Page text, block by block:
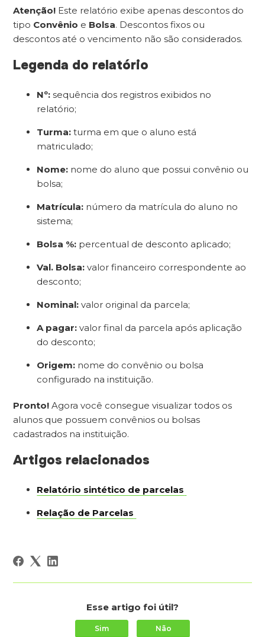
Atenção! Este relatório exibe apenas descontos do
tipo Convênio e Bolsa. Descontos fixos ou
descontos até o vencimento não são considerados.
Legenda do relatório
Nº: sequência dos registros exibidos no
relatório;
Turma: turma em que o aluno está
matriculado;
Nome: nome do aluno que possui convênio ou
bolsa;
Matrícula: número da matrícula do aluno no
sistema;
Bolsa %: percentual de desconto aplicado;
Val. Bolsa: valor financeiro correspondente ao
desconto;
Nominal: valor original da parcela;
A pagar: valor final da parcela após aplicação
do desconto;
Origem: nome do convênio ou bolsa
configurado na instituição.
Pronto! Agora você consegue visualizar todos os
alunos que possuem convênios ou bolsas
cadastrados na instituição.
Artigos relacionados
Relatório sintético de parcelas
Relação de Parcelas
Esse artigo foi útil?
Sim Não